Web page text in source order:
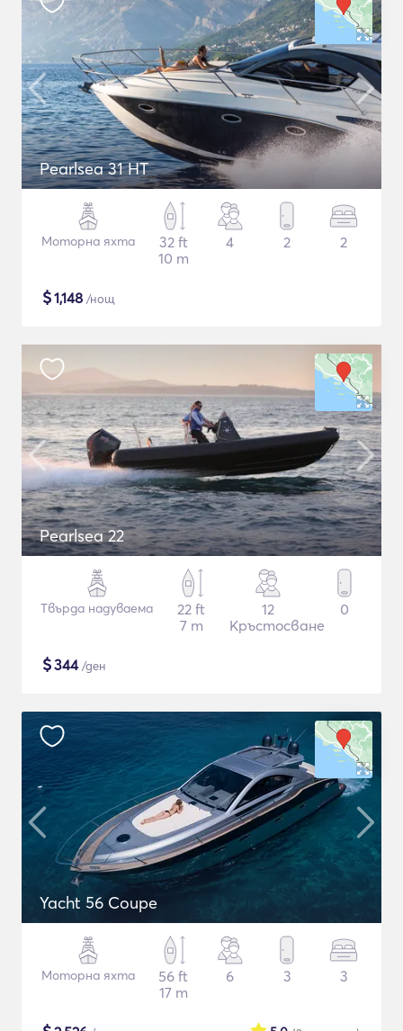
Pearlsea 31 HT
Моторна яхта
32 ft
10 m
4 2 2
$1,148 /нощ
Pearlsea 22
Твърда надуваема
22 ft
7 m
12
Кръстосване
0
$344/ден
Yacht 56 Coupe
Моторна яхта
56 ft
17 m
6 3 3